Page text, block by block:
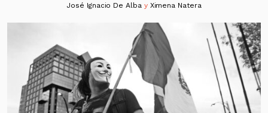
José Ignacio De Alba y Ximena Natera